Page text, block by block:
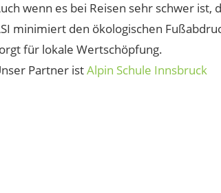
wenn es bei Reisen sehr schwer ist,
minimiert den ökologischen
für lokale Wertschöpfung.
Partner istAlpin Schule Innsbruck